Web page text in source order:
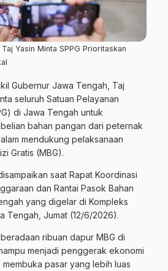
Yasin Minta SPPG Prioritaskan
Gubernur Jawa Tengah, Taj
seluruh Satuan Pelayanan
di Jawa Tengah untuk
bahan pangan dari peternak
mendukung pelaksanaan
Gratis (MBG).
saat Rapat Koordinasi
dan Rantai Pasok Bahan
yang digelar di Kompleks
Tengah, Jumat (12/6/2026).
ribuan dapur MBG di
menjadi penggerak ekonomi
pasar yang lebih luas